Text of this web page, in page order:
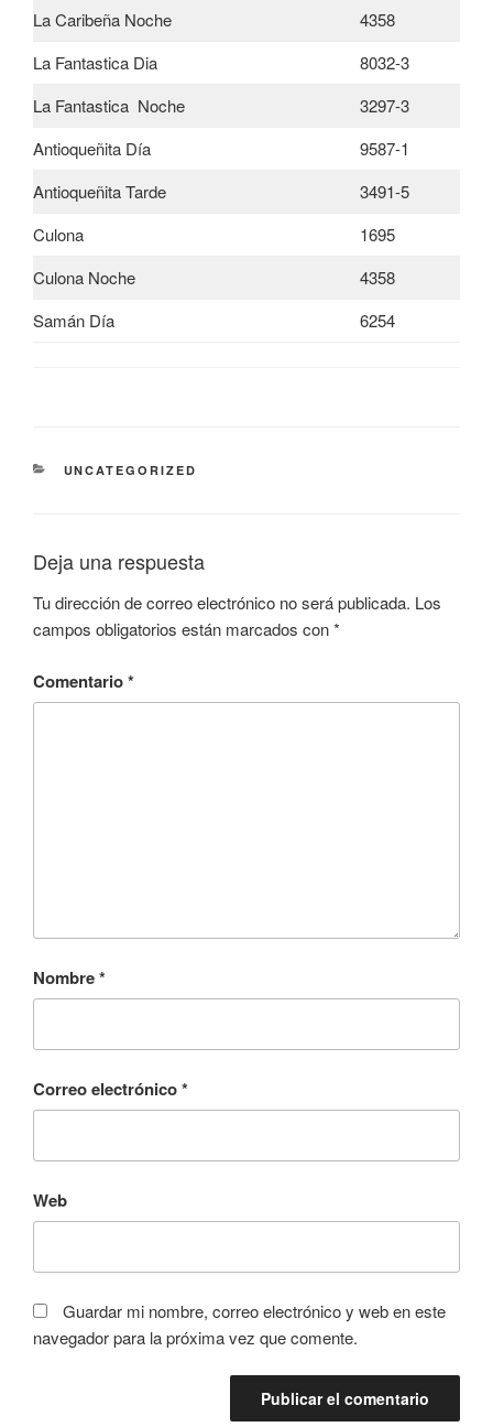
La Caribeña Noche
4358
La Fantastica Dia
8032-3
La Fantastica Noche
3297-3
Antioqueñita Día
9587-1
Antioqueñita Tarde
3491-5
Culona
1695
Culona Noche
4358
Samán Día
6254
CATEGORÍAS
UNCATEGORIZED
Deja una respuesta
Tu dirección de correo electrónico no será publicada. Los
campos obligatorios están marcados con*
Comentario*
Nombre*
Correo electrónico*
Web
Guardar mi nombre, correo electrónico y web en este
navegador para la próxima vez que comente.